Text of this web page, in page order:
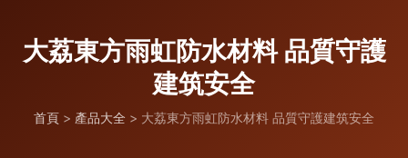
大荔東方雨虹防水材料 品質守護
建筑安全
首頁 > 產品大全 > 大荔東方雨虹防水材料 品質守護建筑安全